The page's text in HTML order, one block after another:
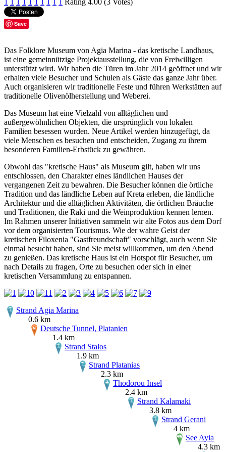
Rating 4.00 (3 Votes)
Save
Das Folklore Museum von Agia Marina - das kretische Landhaus,
ist eine gemeinnützige Projektausstellung, die von Freiwilligen
unterstützt wird. Wir haben die Türen im Jahr 2014 geöffnet und wir
erhalten viele Besucher und Schulen als Gäste das ganze Jahr über.
Auch organisieren wir traditionelle Feste und führen Werkstätten auf
traditionelle Olivenölherstellung und Weberei.
Das Museum hat eine Vielzahl von alltäglichen und
außergewöhnlichen Objekten, die ursprünglich von lokalen
Familien besessen wurden. Neue Artikel werden hinzugefügt, da
viele Menschen es besuchen und entscheiden, Zugang zu ihrem
besonderen Familien-Erbstück zu gewähren.
Obwohl das "kretische Haus" als Museum gilt, haben wir uns
entschlossen, den Charakter eines ländlichen Hauses der
vergangenen Zeit zu bewahren. Die Besucher können die örtliche
Tradition und das ländliche Leben auf Kreta erleben, die ländliche
Architektur und die alltäglichen Aktivitäten, die örtlichen Bräuche
und Traditionen, die Raki und die Weinproduktion kennen lernen.
Im Rahmen unserer Initiativen sammeln wir alte Fotos aus dem Dorf
vor dem organisierten Tourismus. Wie der wahre Geist der
kretischen Filoxenia "Gastfreundschaft" vorschlägt, auch wenn Sie
einmal besucht haben, sind Sie meist willkommen, um den Abend
zu genießen. Das kretische Haus ist ein Hotspot für Besucher, um
nach Details zu fragen, Orte zu besuchen oder sich in einer
kretischen Versammlung zu entspannen.
Strand Agia Marina
0.6 km
Deutsche Tunnel, Platanien
1.4 km
Strand Stalos
1.9 km
Strand Platanias
2.3 km
Thodorou Insel
2.4 km
Strand Kalamaki
3.8 km
Strand Gerani
4 km
See Ayia
4.3 km